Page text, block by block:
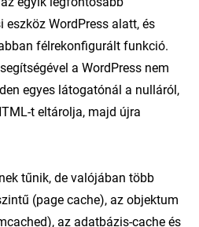
WordPress alatt, és
félrekonfigurált funkció.
a WordPress nem
egyes látogatónál a nulláról,
t eltárolja, majd újra
tűnik, de valójában több
(page cache), az objektum
az adatbázis-cache és